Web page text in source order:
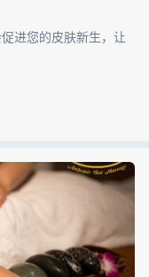
进您的皮肤新生，让